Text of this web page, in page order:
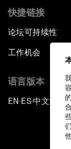
快捷链接
论坛可持续性
工作机会
语言版本
EN ▪ES▪中文▪ 日本